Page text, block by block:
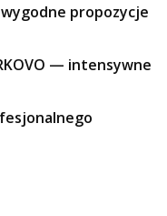
propozycje
— intensywne